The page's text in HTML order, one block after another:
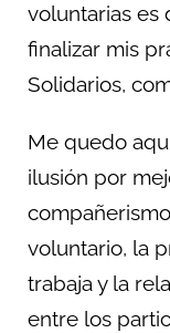
voluntarias es
finalizar mis
Solidarios,
Me quedo
ilusión por
voluntario, la
trabaja y la
entre los